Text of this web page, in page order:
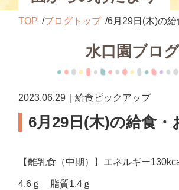
TOP ブログトップ 6月29日(木)の
水口園ブログ
2023.06.29｜給食ピックアップ
6月29日(木)の給食・
【離乳食（中期）】エネルギー
4.6ｇ 脂質1.4ｇ